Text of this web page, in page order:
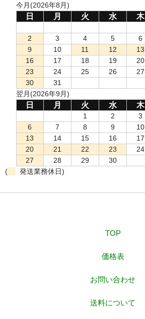
今月(2026年8月)
日 月 火 水 木
2
3 4 5 6
9
10 11 12 13
16
17 18 19 20
23
24 25 26 27
30
31
翌月(2026年9月)
日 月 火 水 木
1 2 3
6
7 8 9 10
13
14 15 16 17
20
21 22 23 24
27
28 29
30
(
発送業務休日)
TOP
価格表
お問い合わせ
送料について